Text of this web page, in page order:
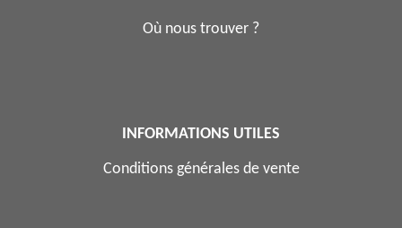
Où nous trouver ?
INFORMATIONS UTILES
Conditions générales de vente